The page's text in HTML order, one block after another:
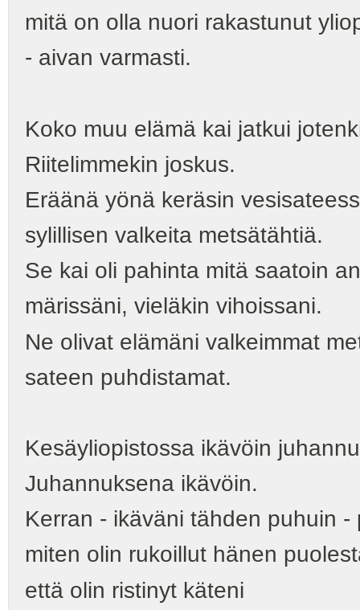
mitä on olla nuori rakastunut
‑ aivan varmasti.
Koko muu elämä kai jatkui
Riitelimmekin joskus.
Eräänä yönä keräsin
sylillisen valkeita metsätähtiä.
Se kai oli pahinta mitä saatoin
märissäni, vieläkin vihoissani.
Ne olivat elämäni valkeimmat
sateen puhdistamat.
Kesäyliopistossa ikävöin
Juhannuksena ikävöin.
Kerran ‑ ikäväni tähden puhuin
miten olin rukoillut hänen
että olin ristinyt käteni